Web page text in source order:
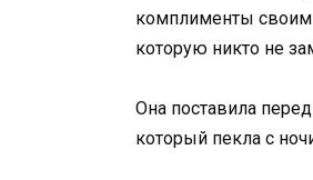
комплименты своим
которую никто не
Она поставила
который пекла с